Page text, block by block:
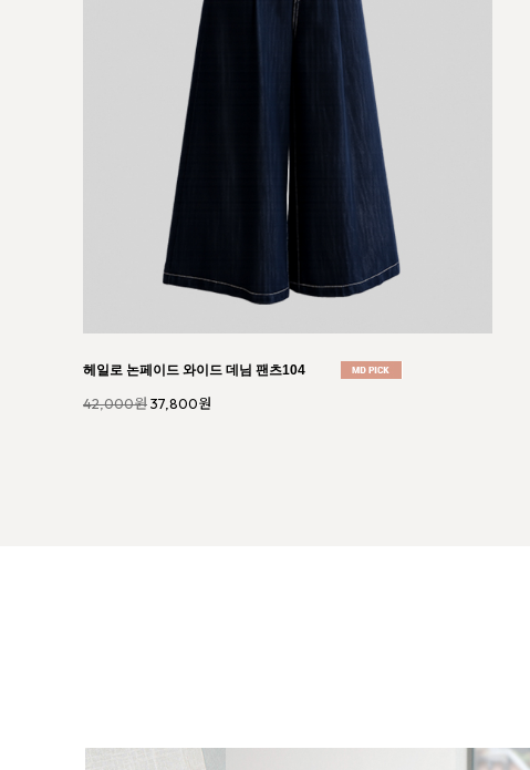
마시 핀턱 에이라인 스커트113
34,000원 30,600원